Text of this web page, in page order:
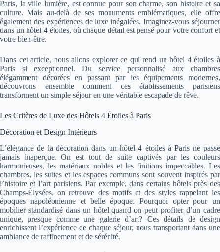
Paris, la ville lumière, est connue pour son charme, son histoire et sa
culture. Mais au-delà de ses monuments emblématiques, elle offre
également des expériences de luxe inégalées. Imaginez-vous séjourner
dans un hôtel 4 étoiles, où chaque détail est pensé pour votre confort et
votre bien-être.
Dans cet article, nous allons explorer ce qui rend un hôtel 4 étoiles à
Paris si exceptionnel. Du service personnalisé aux chambres
élégamment décorées en passant par les équipements modernes,
découvrons ensemble comment ces établissements parisiens
transforment un simple séjour en une véritable escapade de rêve.
Les Critères de Luxe des Hôtels 4 Étoiles à Paris
Décoration et Design Intérieurs
L’élégance de la décoration dans un hôtel 4 étoiles à Paris ne passe
jamais inaperçue. On est tout de suite captivés par les couleurs
harmonieuses, les matériaux nobles et les finitions impeccables. Les
chambres, les suites et les espaces communs sont souvent inspirés par
l’histoire et l’art parisiens. Par exemple, dans certains hôtels près des
Champs-Élysées, on retrouve des motifs et des styles rappelant les
époques napoléonienne et belle époque. Pourquoi opter pour un
mobilier standardisé dans un hôtel quand on peut profiter d’un cadre
unique, presque comme une galerie d’art? Ces détails de design
enrichissent l’expérience de chaque séjour, nous transportant dans une
ambiance de raffinement et de sérénité.